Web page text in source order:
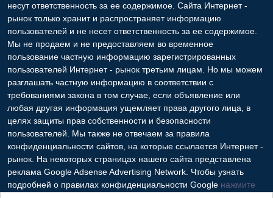
несут ответственность за ее содержимое. Сайта Интернет -
рынок только хранит и распространяет информацию
пользователей и не несет ответственность за ее содержимое.
Мы не продаем и не предоставляем во временное
пользование частную информацию зарегистрированных
пользователей Интернет - рынок третьим лицам. Но мы можем
разглашать частную информацию в соответствии с
требованиями закона в том случае, если объявление или
любая другая информация ущемляет права другого лица, в
целях защиты прав собственности и безопасности
пользователей. Мы также не отвечаем за правила
конфиденциальности сайтов, на которые ссылается Интернет -
рынок. На некоторых страницах нашего сайта представлена
реклама Google Adsense Advertising Network. Чтобы узнать
подробней о правилах конфиденциальности Google нажмите